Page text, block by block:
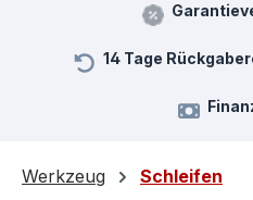
14 Tage
Werkzeug Schleifen